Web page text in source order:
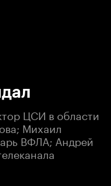
ЦСИ в области
Михаил
ВФЛА; ​Андрей